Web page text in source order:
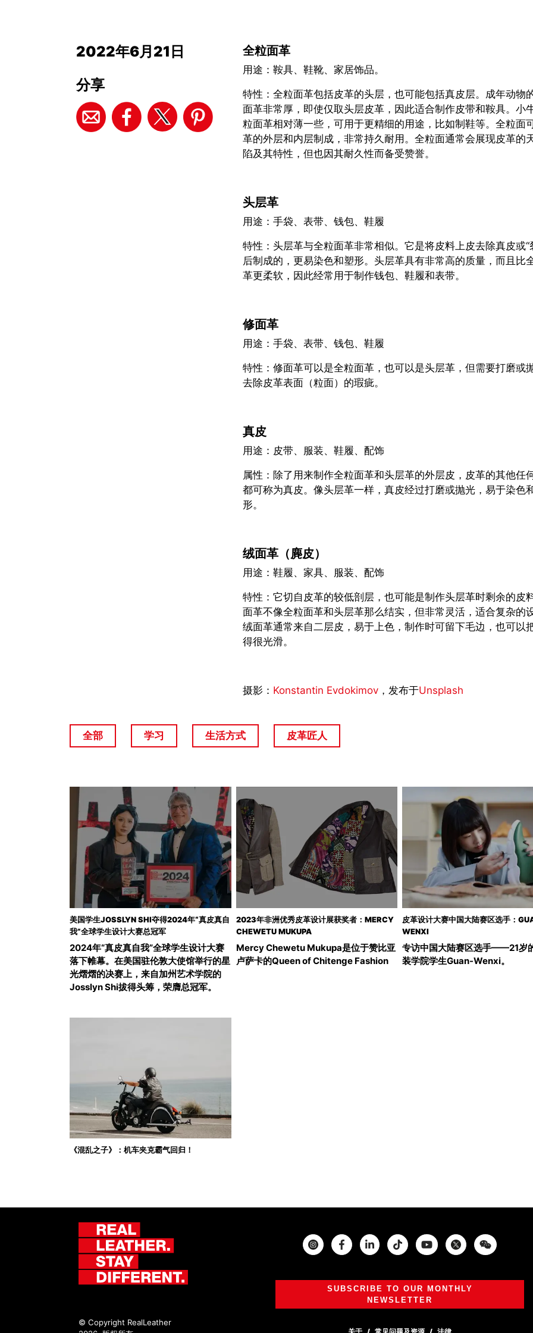
2022年6月21日
分享
全粒面革
用途：鞍具、鞋靴、家居饰品。
特性：全粒面革包括皮革的头层，也可能包括真皮层。成年动物
面革非常厚，即使仅取头层皮革，因此适合制作皮带和鞍具。小
粒面革相对薄一些，可用于更精细的用途，比如制鞋等。全粒面
革的外层和内层制成，非常持久耐用。全粒面通常会展现皮革的
陷及其特性，但也因其耐久性而备受赞誉。
头层革
用途：手袋、表带、钱包、鞋履
特性：头层革与全粒面革非常相似。它是将皮料上皮去除真皮或“
后制成的，更易染色和塑形。头层革具有非常高的质量，而且比
革更柔软，因此经常用于制作钱包、鞋履和表带。
修面革
用途：手袋、表带、钱包、鞋履
特性：修面革可以是全粒面革，也可以是头层革，但需要打磨或
去除皮革表面（粒面）的瑕疵。
真皮
用途：皮带、服装、鞋履、配饰
属性：除了用来制作全粒面革和头层革的外层皮，皮革的其他任
都可称为真皮。像头层革一样，真皮经过打磨或抛光，易于染色
形。
绒面革（麂皮）
用途：鞋履、家具、服装、配饰
特性：它切自皮革的较低剖层，也可能是制作头层革时剩余的皮
面革不像全粒面革和头层革那么结实，但非常灵活，适合复杂的设
绒面革通常来自二层皮，易于上色，制作时可留下毛边，也可以
得很光滑。
摄影： Konstantin Evdokimov，发布于Unsplash
全部 学习 生活方式 皮革匠人
美国学生JOSSLYN SHI夺得2024年“真皮真自
我”全球学生设计大赛总冠军
2024年“真皮真自我”全球学生设计大赛
落下帷幕。在美国驻伦敦大使馆举行的星
光熠熠的决赛上，来自加州艺术学院的
Josslyn Shi拔得头筹，荣膺总冠军。
2023年非洲优秀皮革设计展获奖者：MERCY
CHEWETU MUKUPA
Mercy Chewetu Mukupa是位于赞比亚
卢萨卡的Queen of Chitenge Fashion
皮革设计大赛中国大陆赛区选手：
WENXI
专访中国大陆赛区选手——21岁
装学院学生Guan-Wenxi。
《混乱之子》：机车夹克霸气回归！
© Copyright RealLeather
InstagramFacebook Twitter
SUBSCRIBE TO OUR MONTHLY
NEWSLETTER